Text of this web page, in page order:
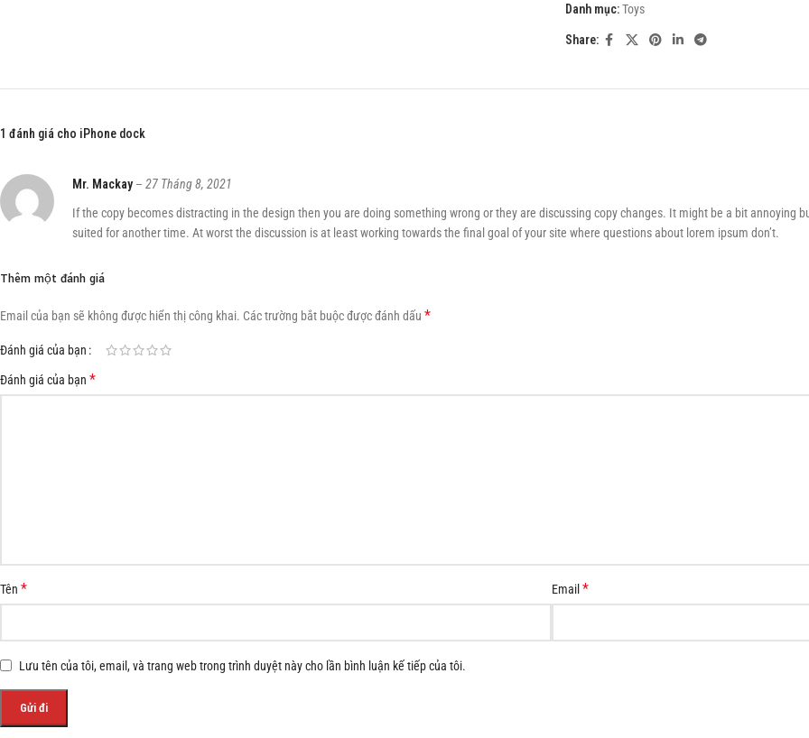
Fusce pellentesque suscipit nibh.
Commodo parturient tincidunt
torquent ac condi mentum arcu
Danh mục:Toys
Share:
1 đánh giá cho iPhone dock
Mr. Mackay – 27 Tháng 8, 2021
If the copy becomes distracting in the design then you are doing something wrong or they are discussing copy changes. It might be a bit annoying
suited for another time. At worst the discussion is at least working towards the final goal of your site where questions about lorem ipsum don’t.
Thêm một đánh giá
Email của bạn sẽ không được hiển thị công khai. Các trường bắt buộc được đánh dấu *
Đánh giá của bạn
Đánh giá của bạn *
Tên * Email*
Lưu tên của tôi, email, và trang web trong trình duyệt này cho lần bình luận kế tiếp của tôi.